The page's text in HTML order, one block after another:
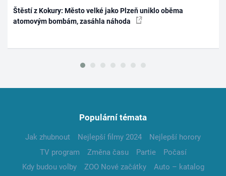
Štěstí z Kokury: Město velké jako Plzeň uniklo oběma
atomovým bombám, zasáhla náhoda
Populární témata
Jak zhubnout Nejlepší filmy 2024
Nejlepší horory
TV program
Změna času Partie
Počasí
Kdy budou volby
ZOO Nové začátky
Auto – katalog